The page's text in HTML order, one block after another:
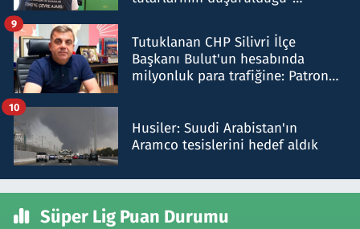
Tutuklanan CHP Silivri İlçe
Başkanı Bulut'un hesabında
milyonluk para trafiğine: Patron
9
Husiler: Suudi Arabistan'ın
Aramco tesislerini hedef aldık
10
Süper Lig Puan Durumu